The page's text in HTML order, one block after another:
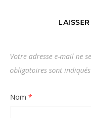
Votre adresse e-mail ne
obligatoires sont
Nom *